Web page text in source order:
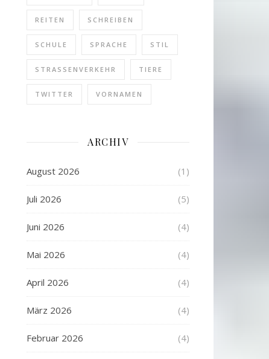
REITEN SCHREIBEN
SCHULE SPRACHE STIL
STRASSENVERKEHR TIERE
TWITTER VORNAMEN
ARCHIV
August 2026 (1)
Juli 2026 (5)
Juni 2026 (4)
Mai 2026 (4)
April 2026 (4)
März 2026 (4)
Februar 2026 (4)